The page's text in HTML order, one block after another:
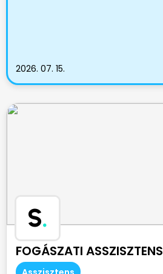
2026. 07. 15.
S.
FOGÁSZATI ASSZISZTENS